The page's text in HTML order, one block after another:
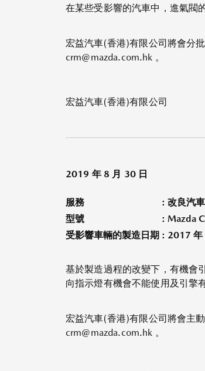
在某些受影響的汽車中，進氣閥
宏益汽車(香港)有限公司將會分
crm@mazda.com.hk 。
宏益汽車(香港)有限公司
2019 年 8 月 30 日
服務
: 改良汽
型號
: Mazda
受影響車輛的製造日期 : 2017 年
基於製造過程的改變下，有機會
向指示燈有機會不能使用及引擎
宏益汽車(香港)有限公司將會主
crm@mazda.com.hk 。